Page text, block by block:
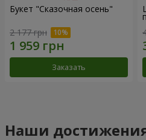
Букет "Сказочная осень"
2 177 грн
Заказать
Наши